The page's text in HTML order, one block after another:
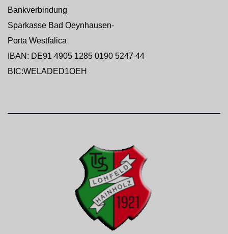
Bankverbindung
Sparkasse Bad Oeynhausen-
Porta Westfalica
IBAN: DE91 4905 1285 0190 5247 44
BIC:WELADED1OEH